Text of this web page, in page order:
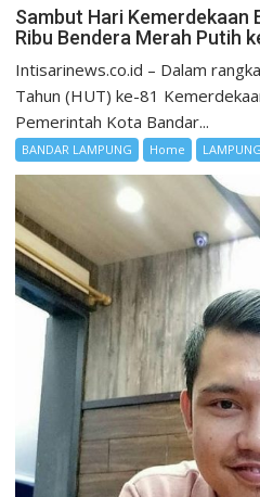
Sambut Hari Kemerdekaan
Ribu Bendera Merah Putih
Intisarinews.co.id – Dalam
Tahun (HUT) ke-81
Pemerintah Kota Bandar...
BANDAR LAMPUNG Home LAMPUNG